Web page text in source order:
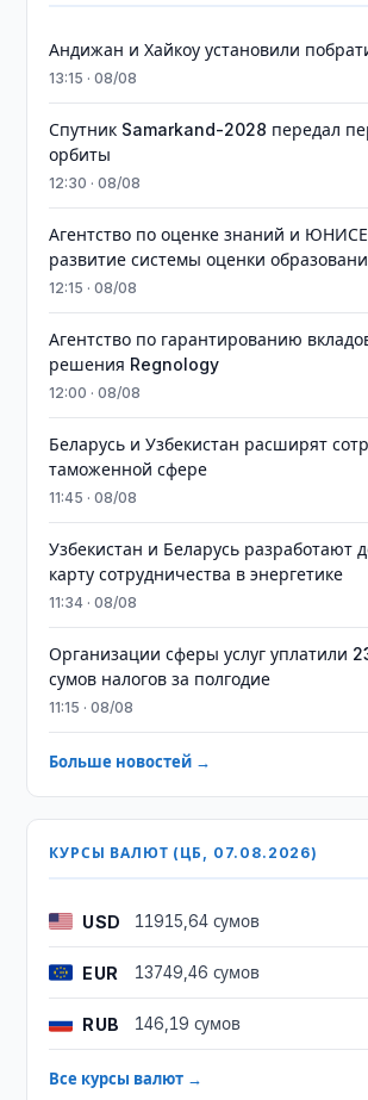
Андижан и Хайкоу установили
13:15 · 08/08
Спутник Samarkand-2028 передал
орбиты
12:30 · 08/08
Агентство по оценке знаний и
развитие системы оценки
12:15 · 08/08
Агентство по гарантированию
решения Regnology
12:00 · 08/08
Беларусь и Узбекистан расширят
таможенной сфере
11:45 · 08/08
Узбекистан и Беларусь разработают
карту сотрудничества в энергетике
11:34 · 08/08
Организации сферы услуг уплатили
сумов налогов за полгодие
11:15 · 08/08
Больше новостей →
КУРСЫ ВАЛЮТ (ЦБ, 07.08.2026)
USD 11915,64 сумов
EUR 13749,46 сумов
RUB 146,19 сумов
Все курсы валют →